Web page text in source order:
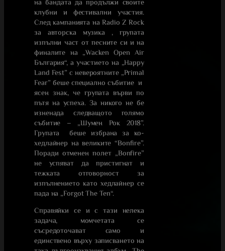
на бандата да продължи своите
клубни и фестивални участия.
След кампанията на Radio Z Rock
за авторска музика , групата
изпълни част от песните си и на
финалите на „Wacken Open Air
България“, а участието на „Happy
Land Fest” с невероятните „Primal
Fear” беше специално събитие и
ясен знак, че групата върви по
пътя на успеха. За никого не бе
изненада следващото голямо
събитие – „Шумен Рок 2018”.
Групата беше избрана за ко-
хедлайнер на великите “Bonfire”.
Поради отменен полет „Bonfire”
не успяват да пристигнат и
тежката отговорност за
изпълнението като хедлайнер се
пада на „Forgot The Ten“.
Справяйки се и с тази нелека
задача, момчетата се
съсредоточават само и
единствено върху записването на